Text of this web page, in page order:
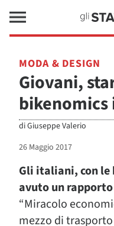
MODA & DESIGN
Giovani,
diGiuseppe Valerio
26 Maggio 2017
Gli italiani, con le
avuto un
“Miracolo
mezzo di